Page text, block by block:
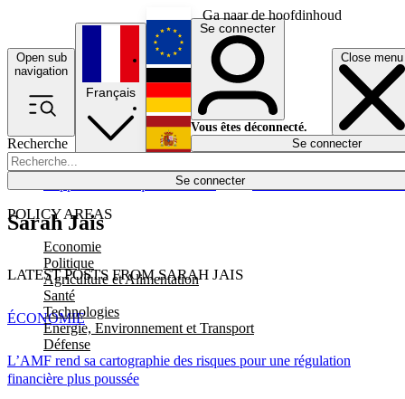
Ga naar de hoofdinhoud
Open sub
navigation
Close menu
Recherche
Se connecter
POLICY AREAS
Economie
Politique
Agriculture et Alimentation
Santé
Technologies
Energie, Environnement et Transport
Défense
Économie
Français
English
Deutsch
Español
Se connecter
Vous êtes déconnecté.
Se connecter
Sarah Jais
LATEST POSTS FROM SARAH JAIS
L’AMF rend sa cartographie des risques pour une régulation
financière plus poussée
ÉCONOMIE